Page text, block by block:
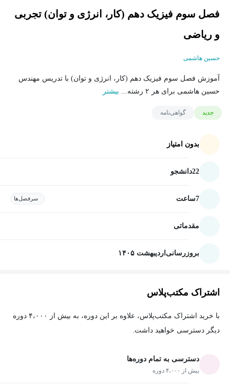
فصل سوم فیزیک دهم (کار، انرژی و توان) تجربی
و ریاضی
حسین هاشمی
آموزش فصل سوم فیزیک دهم (کار، انرژی و توان) با تدریس مهندس
حسین هاشمی برای هر ۲ رشته...
بیشتر
جدید گواهی‌نامه
بدون امتیاز
22دانشجو
7ساعت سرفصل‌ها
مقدماتی
بروزرسانی اردیبهشت ۱۴۰۵
اشتراک مکتب‌پلاس
با خرید اشتراک مکتب‌پلاس، علاوه بر این دوره، به بیش از ۴،۰۰۰ دوره
دیگر دسترسی خواهید داشت.
دسترسی به تمام دوره‌ها
بیش از ۴،۰۰۰ دوره